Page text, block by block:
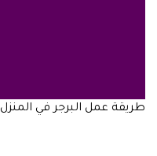
طريقة عمل البرجر في المنزل